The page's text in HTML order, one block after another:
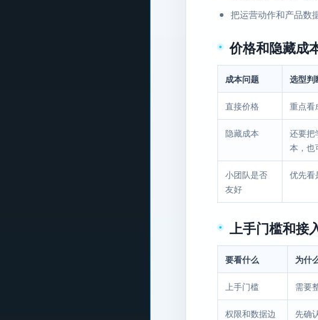
把运营动作和产品数
价格和隐藏成
成本问题 选型判
直接价格 重点看
隐藏成本
还要把
本，也
小团队是否
友好
优先看
上手门槛和接
要看什么 为什
上手门槛 需要
权限和数据边
先确